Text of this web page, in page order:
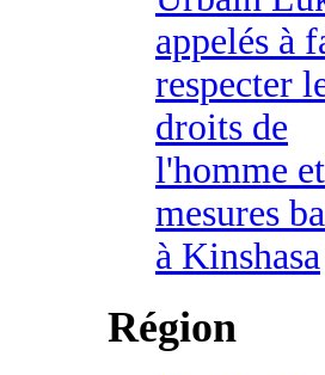
appelés à
respecter
droits de
l'homme
mesures
à Kinshasa
Région